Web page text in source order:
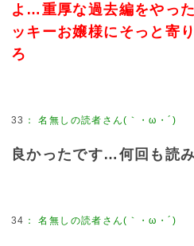
よ…重厚な過去編をやっ
ッキーお嬢様にそっと寄
ろ
33 ：名無しの読者さん(｀・ω・´)
良かったです…何回も読
34 ：名無しの読者さん(｀・ω・´)